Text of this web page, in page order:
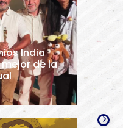
India
de la